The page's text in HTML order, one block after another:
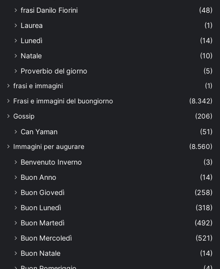
frasi Danilo Fiorini
(48)
Laurea
(1)
Lunedì
(14)
Natale
(10)
Proverbio del giorno
(5)
frasi e immagini
(1)
Frasi e immagini del buongiorno
(8.342)
Gossip
(206)
Can Yaman (51)
Immagini per augurare (8.560)
Benvenuto Inverno
(3)
Buon Anno
(14)
Buon Giovedì
(258)
Buon Lunedì
(318)
Buon Martedì
(492)
Buon Mercoledì
(521)
Buon Natale
(14)